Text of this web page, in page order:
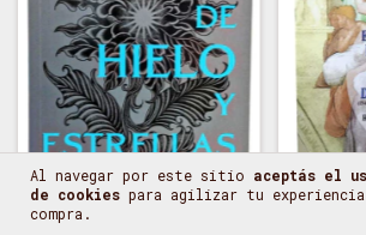
Al navegar por este sitio aceptás el
de cookies para agilizar tu
compra.